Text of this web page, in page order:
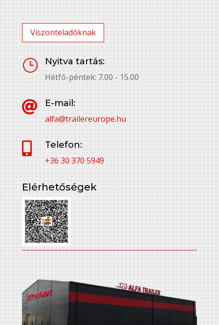
Viszonteladóknak
}
Nyitva tartás:
Hétfő-péntek: 7.00 - 15.00

E-mail:
alfa@trailereurope.hu

Telefon:
+36 30 370 5949
Elérhetőségek